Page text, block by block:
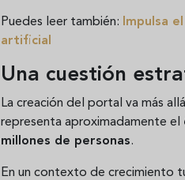
Puedes leer también:
Impulsa
artificial
Una cuestión
La creación del portal va más
representa aproximadamente el
millones de personas.
En un contexto de crecimiento